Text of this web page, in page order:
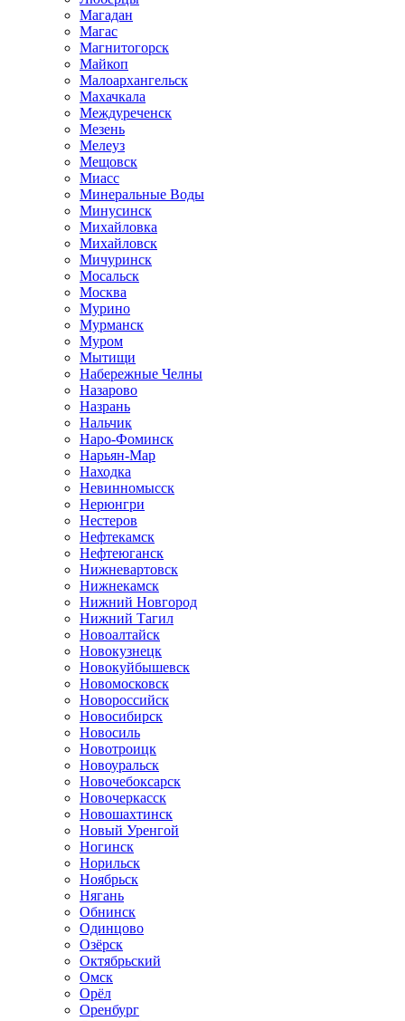
Магадан
Магас
Магнитогорск
Майкоп
Малоархангельск
Махачкала
Междуреченск
Мезень
Мелеуз
Мещовск
Миасс
Минеральные Воды
Минусинск
Михайловка
Михайловск
Мичуринск
Мосальск
Москва
Мурино
Мурманск
Муром
Мытищи
Набережные Челны
Назарово
Назрань
Нальчик
Наро-Фоминск
Нарьян-Мар
Находка
Невинномысск
Нерюнгри
Нестеров
Нефтекамск
Нефтеюганск
Нижневартовск
Нижнекамск
Нижний Новгород
Нижний Тагил
Новоалтайск
Новокузнецк
Новокуйбышевск
Новомосковск
Новороссийск
Новосибирск
Новосиль
Новотроицк
Новоуральск
Новочебоксарск
Новочеркасск
Новошахтинск
Новый Уренгой
Ногинск
Норильск
Ноябрьск
Нягань
Обнинск
Одинцово
Озёрск
Октябрьский
Омск
Орёл
Оренбург